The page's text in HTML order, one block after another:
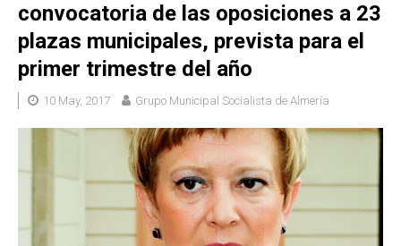
convocatoria de las oposiciones a 23
plazas municipales, prevista para el
primer trimestre del año
10 May, 2017 Grupo Municipal Socialista de Almería